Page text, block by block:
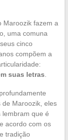
Maroozik fazem a
uma comuna
cinco
compõem a
suas letras.
Maroozik, eles
lembram que é
acordo com os
tradição